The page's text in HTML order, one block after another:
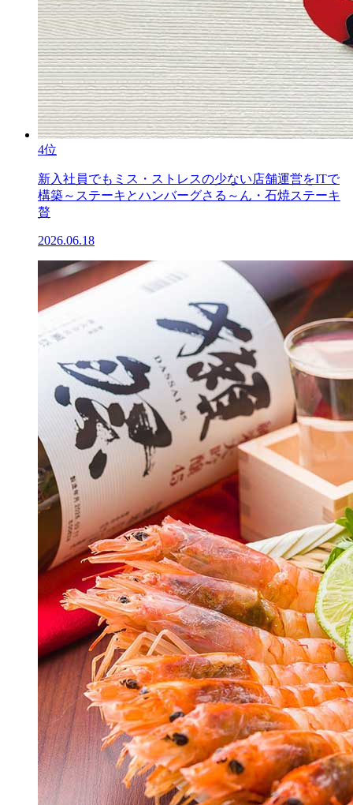
4位
新入社員でもミス・ストレスの少ない店舗運営をITで
構築～ステーキとハンバーグさる～ん・石焼ステーキ
贅
2026.06.18